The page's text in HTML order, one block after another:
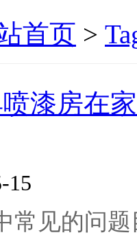
首页 >
漆房在
15
常见的问